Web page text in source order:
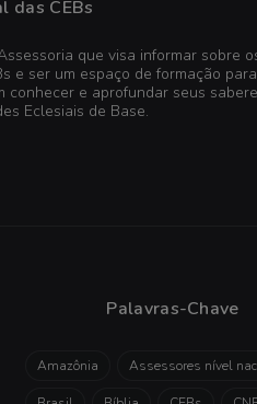
das CEBs
que visa informar sobre
e ser um espaço de formação para
conhecer e aprofundar seus
Eclesiais de Base.
Palavras-Chave
Amazônia Assessores nível